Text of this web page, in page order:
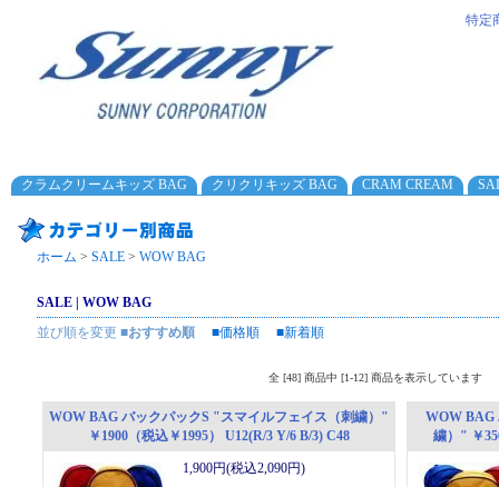
特定
クラムクリームキッズ BAG クリクリキッズ BAG CRAM CREAM
ホーム > SALE > WOW BAG
SALE | WOW BAG
並び順を変更 ■おすすめ順 ■価格順 ■新着順
全 [48] 商品中 [1-12] 商品を表示しています
WOW BAG バックパックS "スマイルフェイス（刺繍）"
￥1900（税込￥1995） U12(R/3 Y/6 B/3) C48
1,900円(税込2,090円)
WOW BAG
繍）" ￥